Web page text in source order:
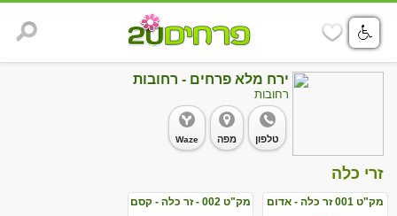
ירח מלא פרחים - רחובות
רחובות
Waze מפה טלפון
זרי כלה
מק"ט 001 זר כלה - אדום
מק"ט 002 - זר כלה - קסם